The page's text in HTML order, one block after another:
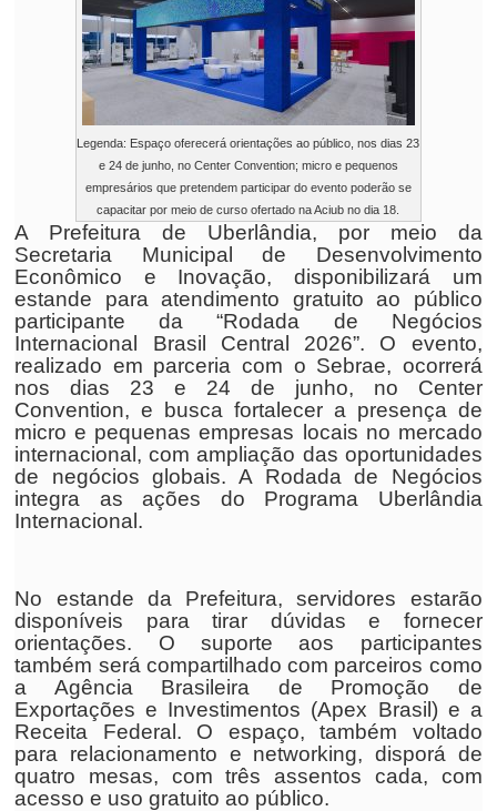
Legenda: Espaço oferecerá orientações ao público, nos dias 23
e 24 de junho, no Center Convention; micro e pequenos
empresários que pretendem participar do evento poderão se
capacitar por meio de curso ofertado na Aciub no dia 18.
A Prefeitura de Uberlândia, por meio da
Secretaria Municipal de Desenvolvimento
Econômico e Inovação, disponibilizará um
estande para atendimento gratuito ao público
participante da “Rodada de Negócios
Internacional Brasil Central 2026”. O evento,
realizado em parceria com o Sebrae, ocorrerá
nos dias 23 e 24 de junho, no Center
Convention, e busca fortalecer a presença de
micro e pequenas empresas locais no mercado
internacional, com ampliação das oportunidades
de negócios globais. A Rodada de Negócios
integra as ações do Programa Uberlândia
Internacional.
No estande da Prefeitura, servidores estarão
disponíveis para tirar dúvidas e fornecer
orientações. O suporte aos participantes
também será compartilhado com parceiros como
a Agência Brasileira de Promoção de
Exportações e Investimentos (Apex Brasil) e a
Receita Federal. O espaço, também voltado
para relacionamento e networking, disporá de
quatro mesas, com três assentos cada, com
acesso e uso gratuito ao público.